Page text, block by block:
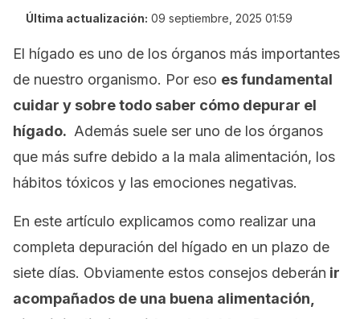
Última actualización: 09 septiembre, 2025 01:59
El hígado es uno de los órganos más importantes
de nuestro organismo. Por eso es fundamental
cuidar y sobre todo saber cómo depurar el
hígado. Además suele ser uno de los órganos
que más sufre debido a la mala alimentación, los
hábitos tóxicos y las emociones negativas.
En este artículo explicamos como realizar una
completa depuración del hígado en un plazo de
siete días. Obviamente estos consejos deberán ir
acompañados de una buena alimentación,